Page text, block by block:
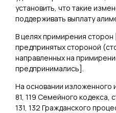
установить, что такие
поддерживать выплату
В целях примирения сторон
предпринятых стороной
направленных на
предпринимались].
На основании изложенного
81, 119 Семейного кодекса,
131, 132 Гражданского